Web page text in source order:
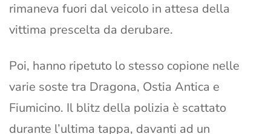
rimaneva fuori dal veicolo in attesa della
vittima prescelta da derubare.
Poi, hanno ripetuto lo stesso copione nelle
varie soste tra Dragona, Ostia Antica e
Fiumicino. Il blitz della polizia è scattato
durante l’ultima tappa, davanti ad un